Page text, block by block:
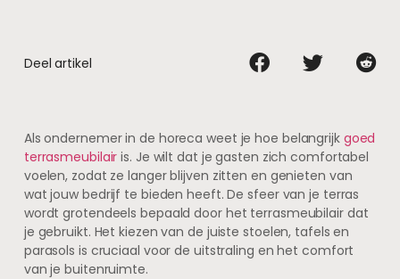
Deel artikel
Als ondernemer in de horeca weet je hoe belangrijk goed
terrasmeubilairis. Je wilt dat je gasten zich comfortabel
voelen, zodat ze langer blijven zitten en genieten van
wat jouw bedrijf te bieden heeft. De sfeer van je terras
wordt grotendeels bepaald door het terrasmeubilair dat
je gebruikt. Het kiezen van de juiste stoelen, tafels en
parasols is cruciaal voor de uitstraling en het comfort
van je buitenruimte.